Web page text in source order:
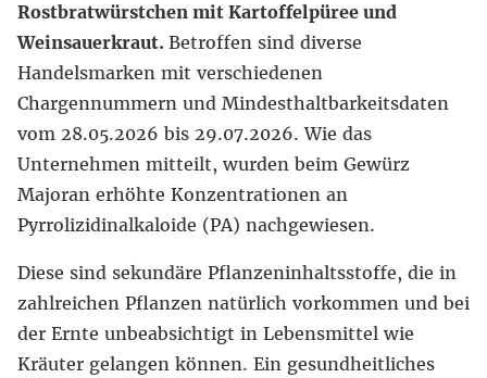
Rostbratwürstchen mit Kartoffelpüree und
Weinsauerkraut. Betroffen sind diverse
Handelsmarken mit verschiedenen
Chargennummern und Mindesthaltbarkeitsdaten
vom 28.05.2026 bis 29.07.2026. Wie das
Unternehmen mitteilt, wurden beim Gewürz
Majoran erhöhte Konzentrationen an
Pyrrolizidinalkaloide (PA) nachgewiesen.
Diese sind sekundäre Pflanzeninhaltsstoffe, die in
zahlreichen Pflanzen natürlich vorkommen und bei
der Ernte unbeabsichtigt in Lebensmittel wie
Kräuter gelangen können. Ein gesundheitliches